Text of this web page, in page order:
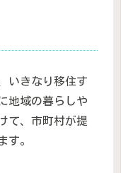
いきなり移住す
地域の暮らしや
て、市町村が提
す。